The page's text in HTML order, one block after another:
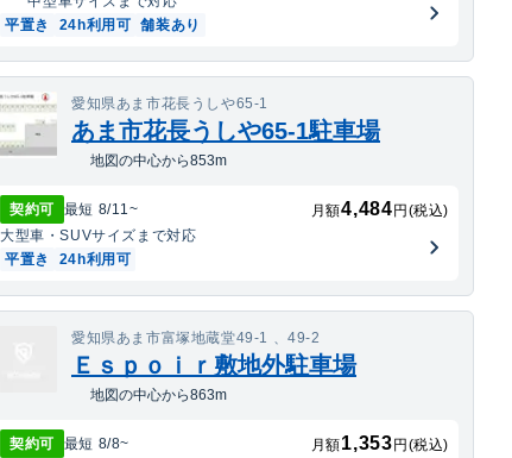
平置き
24h利用可 舗装あり
愛知県あま市花長うしや65-1
あま市花長うしや65-1駐車場
地図の中心から853m
契約可 最短 8/11~ 月額4,484 円(税込)
大型車・SUVサイズまで対応
平置き
24h利用可
愛知県あま市富塚地蔵堂49-1 、49-2
Ｅｓｐｏｉｒ敷地外駐車場
地図の中心から863m
契約可 最短 8/8~ 月額1,353 円(税込)